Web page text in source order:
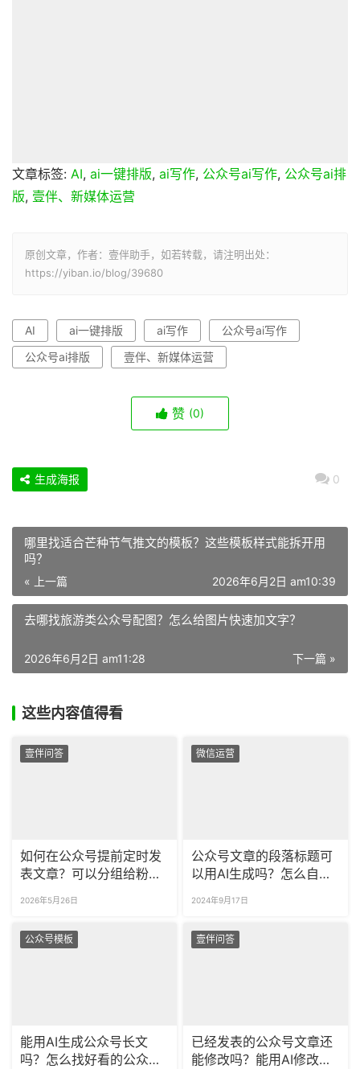
文章标签: AI, ai一键排版, ai写作, 公众号ai写作, 公众号ai排
版, 壹伴、新媒体运营
原创文章，作者：壹伴助手，如若转载，请注明出处：
https://yiban.io/blog/39680
AI ai一键排版 ai写作
公众号ai写作
公众号ai排版
壹伴、新媒体运营
赞 (0)
0
生成海报
哪里找适合芒种节气推文的模板？这些模板样式能拆开用
吗？
« 上一篇 2026年6月2日 am10:39
去哪找旅游类公众号配图？怎么给图片快速加文字？
下一篇 »
2026年6月2日 am11:28
这些内容值得看
壹伴问答
如何在公众号提前定时发
表文章？可以分组给粉丝
2026年5月26日
微信运营
公众号文章的段落标题可
以用AI生成吗？怎么自动
2024年9月17日
公众号模板
能用AI生成公众号长文
吗？怎么找好看的公众号
壹伴问答
已经发表的公众号文章还
能修改吗？能用AI修改公